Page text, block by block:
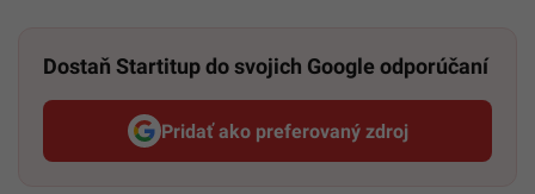
Dostaň Startitup do svojich Google odporúčaní
Pridať ako preferovaný zdroj
Startitup, odkaz sa otvorí v